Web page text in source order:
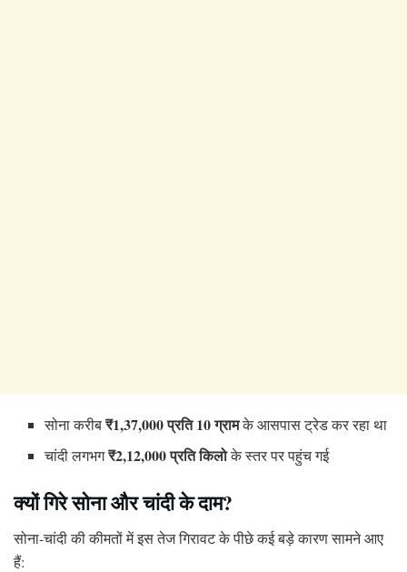
सोना करीब₹1,37,000 प्रति 10 ग्रामके आसपास ट्रेड कर रहा था
चांदी लगभग₹2,12,000 प्रति किलोके स्तर पर पहुंच गई
क्यों गिरे सोना और चांदी के दाम?
सोना-चांदी की कीमतों में इस तेज गिरावट के पीछे कई बड़े कारण सामने आए
हैं: